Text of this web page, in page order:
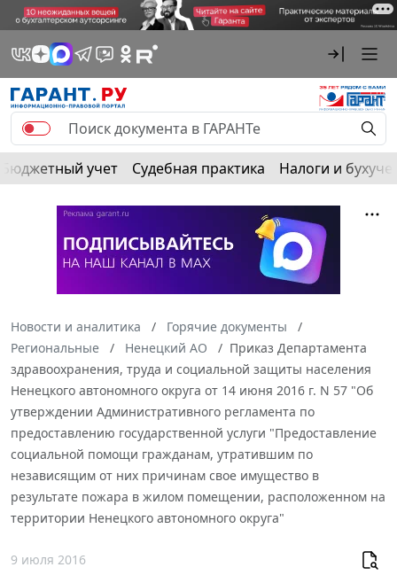
Бюджетный учет Судебная практика Налоги и
Новости и аналитика
Горячие документы
Региональные
Ненецкий АО
Приказ Департамента
здравоохранения, труда и социальной защиты населения
Ненецкого автономного округа от 14 июня 2016 г. N 57 "Об
утверждении Административного регламента по
предоставлению государственной услуги "Предоставление
социальной помощи гражданам, утратившим по
независящим от них причинам свое имущество в
результате пожара в жилом помещении, расположенном на
территории Ненецкого автономного округа"
9 июля 2016